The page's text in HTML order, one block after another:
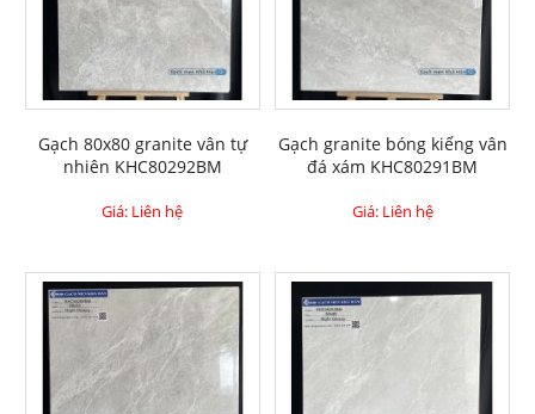
Gạch 80x80 granite vân tự
nhiên KHC80292BM
Giá: Liên hệ
Gạch granite bóng kiếng vân
đá xám KHC80291BM
Giá: Liên hệ